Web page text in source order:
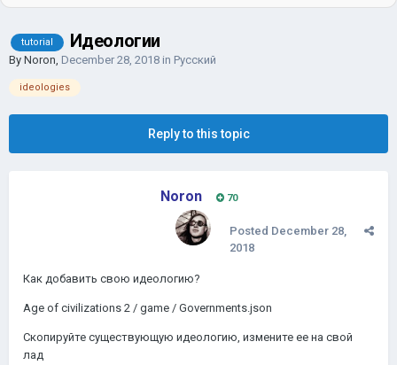
tutorial Идеологии
By Noron, December 28, 2018 in Русский
ideologies
Reply to this topic
Noron 70
Posted December 28,
2018
Как добавить свою идеологию?
Age of civilizations 2 / game / Governments.json
Скопируйте существующую идеологию, измените ее на свой
лад